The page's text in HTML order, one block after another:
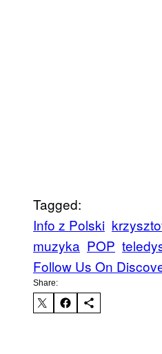
Tagged:
Info z Polski
muzyka POP
Follow Us On
Share: